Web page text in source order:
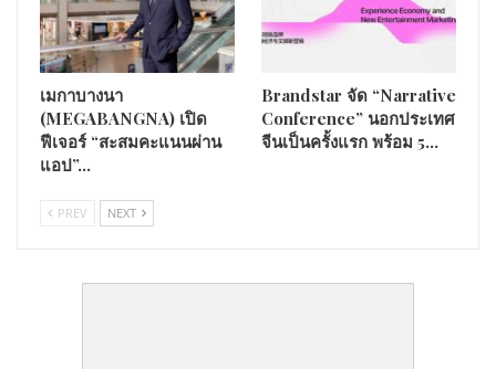
ถึงผู้บริโภค กระตุ้นยอดขาย และสนับสนุนการเติบโตอย่างยั่งยืน
นอกจากนี้ ภายหลังได้รับทราบว่าช้อปปี้ได้จัดอบรมเพื่อพัฒนา
ทักษะด้านดิจิทัลให้แก่ผู้ขายชาวไทยนับหมื่นราย นายกรัฐมนตรีได้
เล็งเห็นถึงศักยภาพของเครือข่ายระดับภูมิภาคของช้อปปี้ในการ
เชื่อมโยงผู้ประกอบการไทยสู่ตลาดต่างประเทศ พร้อมผลักดัน
ความร่วมมือในการนำสินค้าท้องถิ่นและของดีจากชุมชนไทยก้าวสู่
ประกอบการไทยจำนวนมากที่สามารถขยายตลาดส่งออกได้อย่าง
ศักยภาพและคุณภาพของสินค้าไทยที่พร้อมได้รับการยอมรับจากผู้
เมกาบางนา
(MEGABANGNA) เปิด
ฟีเจอร์ “สะสมคะแนนผ่าน
แอป”…
Brandstar จัด “Narrative
Conference” นอกประเทศ
จีนเป็นครั้งแรก พร้อม 5…
PREV NEXT